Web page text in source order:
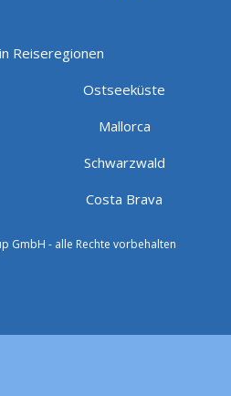
Reiseregionen
Ostseeküste
Mallorca
Schwarzwald
Costa Brava
GmbH - alle Rechte vorbehalten